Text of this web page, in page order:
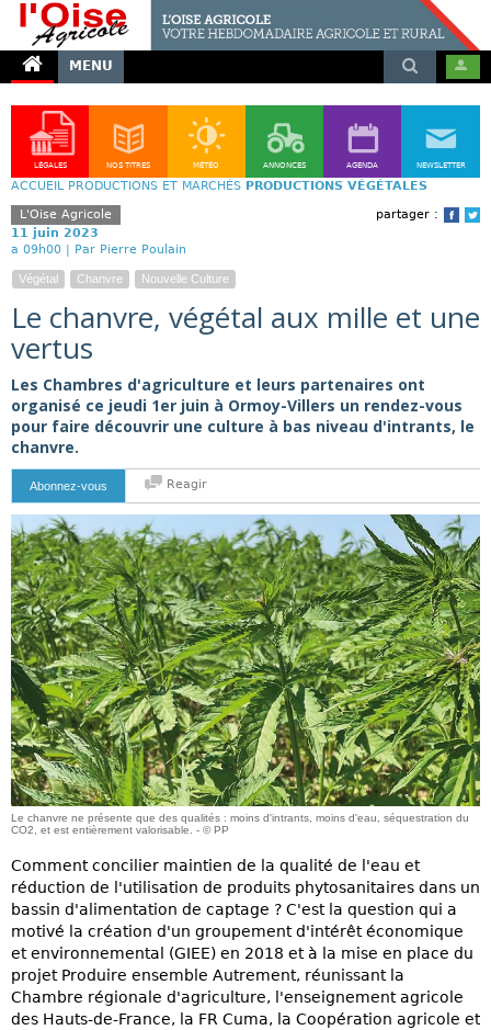
MENU
LÉGALES NOS TITRES MÉTÉO ANNONCES AGENDA NEWSLETTER
ACCUEIL PRODUCTIONS ET MARCHÉS PRODUCTIONS VÉGÉTALES
partager :
L'Oise Agricole
11 juin 2023
a 09h00 | Par Pierre Poulain
Végétal Chanvre Nouvelle Culture
Le chanvre, végétal aux mille et une
vertus
Les Chambres d'agriculture et leurs partenaires ont
organisé ce jeudi 1er juin à Ormoy-Villers un rendez-vous
pour faire découvrir une culture à bas niveau d'intrants, le
chanvre.
Abonnez-vous Reagir
Le chanvre ne présente que des qualités : moins d'intrants, moins d'eau, séquestration du
CO2, et est entièrement valorisable. - © PP
Comment concilier maintien de la qualité de l'eau et
réduction de l'utilisation de produits phytosanitaires dans un
bassin d'alimentation de captage ? C'est la question qui a
motivé la création d'un groupement d'intérêt économique
et environnemental (GIEE) en 2018 et à la mise en place du
projet Produire ensemble Autrement, réunissant la
Chambre régionale d'agriculture, l'enseignement agricole
des Hauts-de-France, la FR Cuma, la Coopération agricole et